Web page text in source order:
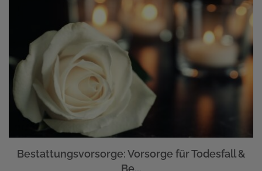
Bestattungsvorsorge: Vorsorge für Todesfall &